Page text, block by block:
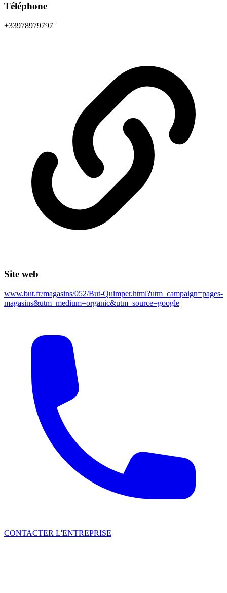
Téléphone
+33978979797
Site web
www.but.fr/magasins/052/But-Quimper.html?utm_campaign=pages-
magasins&utm_medium=organic&utm_source=google
CONTACTER L'ENTREPRISE